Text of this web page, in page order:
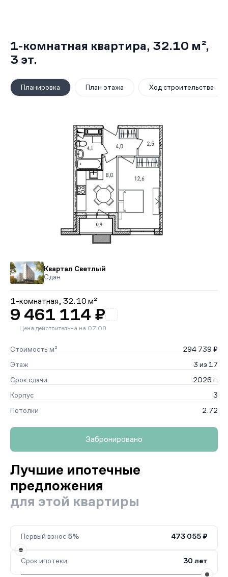
1-комнатная квартира, 32.10 м²,
3 эт.
Планировка План этажа Ход строительства
Квартал Светлый
Сдан
1-комнатная, 32.10 м²
9 461 114 ₽
Цена действительна на 07.08
Стоимость м²
294 739 ₽
Этаж
3 из 17
Срок сдачи
2026 г.
Корпус
3
Потолки
2.72
Забронировано
Лучшие ипотечные
предложения
для этой квартиры
Первый взнос 5% 473 055 ₽
Срок ипотеки 30 лет